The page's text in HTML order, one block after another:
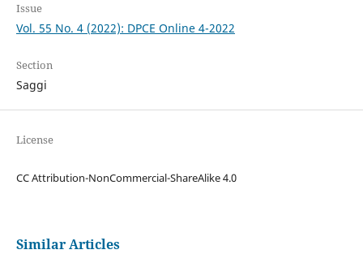
Issue
Vol. 55 No. 4 (2022): DPCE Online 4-2022
Section
Saggi
License
CC Attribution-NonCommercial-ShareAlike 4.0
Similar Articles